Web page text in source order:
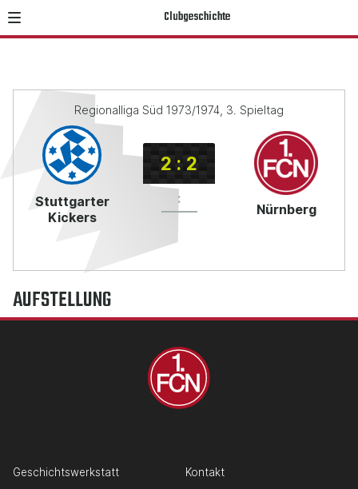
Clubgeschichte
Regionalliga Süd 1973/1974, 3. Spieltag
Stuttgarter
Kickers
2 : 2
:
Nürnberg
AUFSTELLUNG
Geschichtswerkstatt
Kontakt